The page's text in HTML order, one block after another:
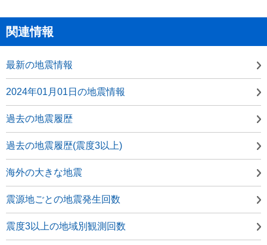
関連情報
最新の地震情報
2024年01月01日の地震情報
過去の地震履歴
過去の地震履歴(震度3以上)
海外の大きな地震
震源地ごとの地震発生回数
震度3以上の地域別観測回数